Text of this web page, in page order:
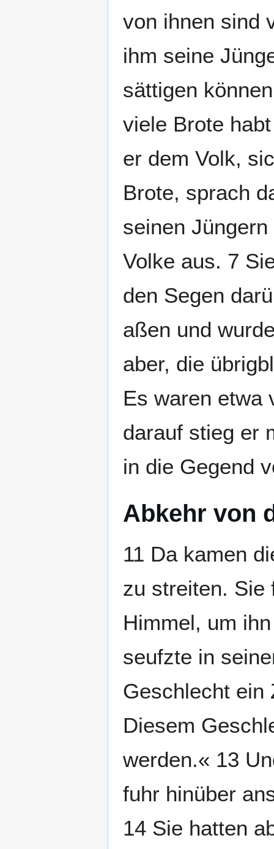
von ihnen sind
ihm seine
sättigen
viele Brote
er dem Volk,
Brote, sprach
seinen
Volke aus. 7
den Segen
aßen und
aber, die
Es waren etwa
darauf stieg er
in die Gegend
Abkehr von
11 Da kamen
zu streiten. Sie
Himmel, um
seufzte in
Geschlecht ein
Diesem
werden.« 13
fuhr hinüber
14 Sie hatten